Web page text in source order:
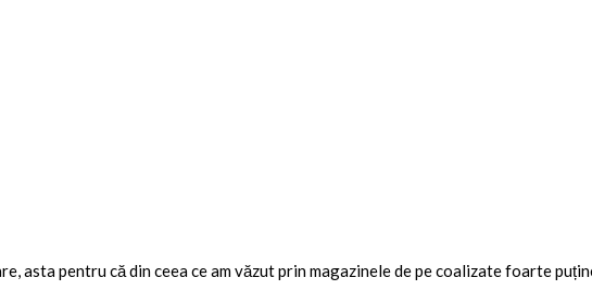
asta pentru că din ceea ce am văzut prin magazinele de pe coalizate foarte